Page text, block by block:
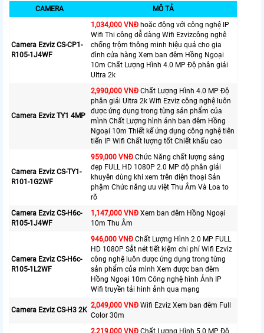
CAMERA MÔ TẢ
Camera Ezviz CS-CP1-
R105-1J4WF
1,034,000 VNĐ hoặc động với công nghệ IP
Wifi Thi công dễ dàng Wifi Ezvizcông nghệ
chống trộm thông minh hiệu quả cho gia
đình cửa hàng Xem ban đêm Hồng Ngoại
10m Chất Lượng Hình 4.0 MP Độ phân giải
Ultra 2k
Camera Ezviz TY1 4MP
2,990,000 VNĐ Chất Lượng Hình 4.0 MP Độ
phân giải Ultra 2k Wifi Ezviz công nghệ luôn
được ứng dụng trong từng sản phẩm của
mình Chất Lượng hình ảnh ban đêm Hồng
Ngoại 10m Thiết kế ứng dụng công nghệ tiên
tiến IP Wifi Chất lượng tốt Chiết khấu cao
Camera Ezviz CS-TY1-
R101-1G2WF
959,000 VNĐ Chức Năng chất lượng sáng
đẹp FULL HD 1080P 2.0 MP độ phân giải
khuyên dùng khi xem trên điện thoại Sản
phậm Chức năng ưu việt Thu Âm Và Loa to
rõ
Camera Ezviz CS-H6c-
R105-1J4WF
1,147,000 VNĐ Xem ban đêm Hồng Ngoại
10m Thu Âm
Camera Ezviz CS-H6c-
R105-1L2WF
946,000 VNĐ Chất Lượng Hình 2.0 MP FULL
HD 1080P Sắt nét tiết kiệm chi phí Wifi Ezviz
công nghệ luôn được ứng dụng trong từng
sản phẩm của mình Xem được ban đêm
Hồng Ngoại 10m Công nghệ hình Ảnh IP
Wifi truyền tải hình ảnh qua mạng
Camera Ezviz CS-H3 2K
2,049,000 VNĐ Wifi Ezviz Xem ban đêm Full
Color 30m
2,219,000 VNĐ Chất Lượng Hình 5.0 MP Độ